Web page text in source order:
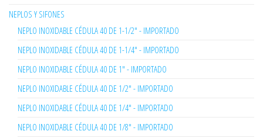
NEPLOS Y SIFONES
NEPLO INOXIDABLE CÉDULA 40 DE 1-1/2" - IMPORTADO
NEPLO INOXIDABLE CÉDULA 40 DE 1-1/4" - IMPORTADO
NEPLO INOXIDABLE CÉDULA 40 DE 1" - IMPORTADO
NEPLO INOXIDABLE CÉDULA 40 DE 1/2" - IMPORTADO
NEPLO INOXIDABLE CÉDULA 40 DE 1/4" - IMPORTADO
NEPLO INOXIDABLE CÉDULA 40 DE 1/8" - IMPORTADO